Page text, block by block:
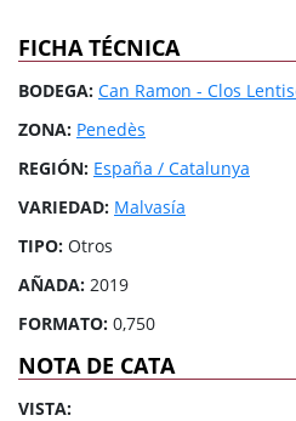
FICHA TÉCNICA
BODEGA: Can Ramon - Clos
ZONA: Penedès
REGIÓN: España / Catalunya
VARIEDAD: Malvasía
TIPO: Otros
AÑADA: 2019
FORMATO: 0,750
NOTA DE CATA
VISTA: